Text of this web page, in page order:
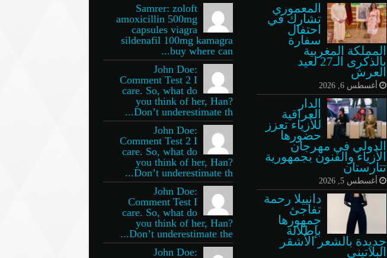
المعموري
تشارك في
احتفال
سفارة
المملكة المغربية
بالذكرى الـ27 لعيد
العرش
أغسطس 6, 2026
الدار
العراقية
للأزياء تعزز
حضورها
الدولي في مهرجان
الأزياء والفنون بجمهورية
تتارستان
أغسطس 5, 2026
دانييلا رحمة
تفاجئ
جمهورها
بإطلالة
جديدة بالشعر الأشقر
البلاتيني
Samrer: zoloft
amoxicillin 500mg
capsules viagra
sildenafil 100mg kamagra
buy where can...
John Doe:
Comment Test 2 I
care. So, what do
you think of her, Han?
Don’t underestimate th...
John Doe:
Comment Test 2 I
care. So, what do
you think of her, Han?
Don’t underestimate th...
John Doe:
Comment Test I
care. So, what do
you think of her, Han?
Don’t underestimate the...
John Doe: